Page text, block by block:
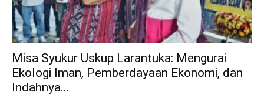
Misa Syukur Uskup Larantuka: Mengurai
Ekologi Iman, Pemberdayaan Ekonomi, dan
Indahnya...